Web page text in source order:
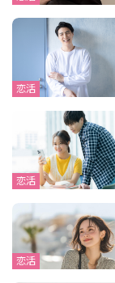
恋活
恋活
恋活